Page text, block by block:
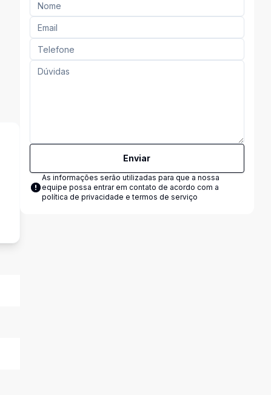
Enviar
As informações serão utilizadas para que a nossa
equipe possa entrar em contato de acordo com a
política de privacidade e termos de serviço